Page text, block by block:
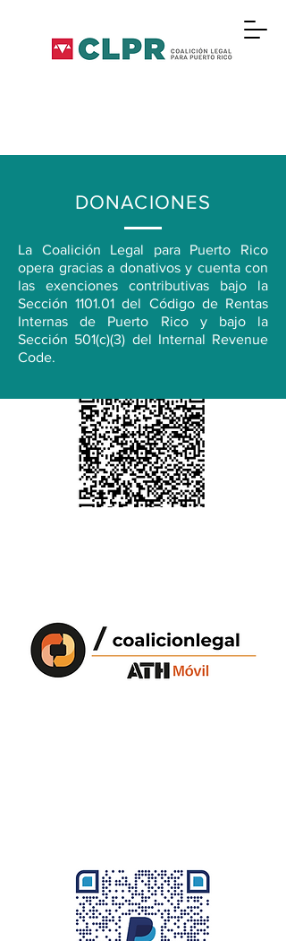
DONACIONES
La Coalición Legal para Puerto Rico
opera gracias a donativos y cuenta con
las exenciones contributivas bajo la
Sección 1101.01 del Código de Rentas
Internas de Puerto Rico y bajo la
Sección 501(c)(3) del Internal Revenue
Code.